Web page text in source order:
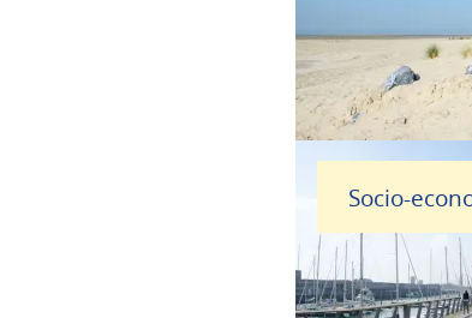
Socio-